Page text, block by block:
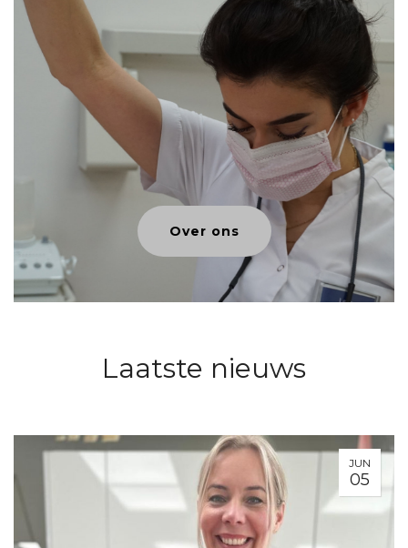
Over ons
Laatste nieuws
JUN
05